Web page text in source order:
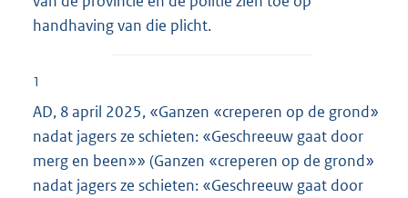
handhaving van die plicht.
1
AD, 8 april 2025, «Ganzen «creperen op de grond»
nadat jagers ze schieten: «Geschreeuw gaat door
merg en been»» (Ganzen «creperen op de grond»
nadat jagers ze schieten: «Geschreeuw gaat door